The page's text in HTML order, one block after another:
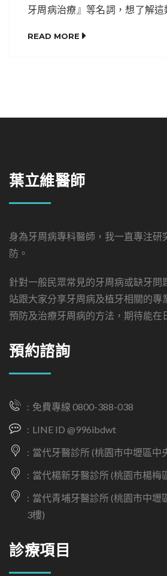
牙周病治療』等名詞，想了解
READ MORE
葉立維醫師
身為牙周病專科醫師，我一直專注研
防。
針對一般民眾常見的牙周病或缺牙問
站跟大家分享牙周病及植牙相關的專
預防及治療牙周病的方法，期待能在
預約諮詢
免費專線 0800-388-038
LINE ID @996ibdwt
當代牙醫診所 (桃園市中壢區中
當代楊新牙醫診所 (桃園市楊梅
當代青埔牙醫診所 (桃園市中壢
3樓)
診療項目